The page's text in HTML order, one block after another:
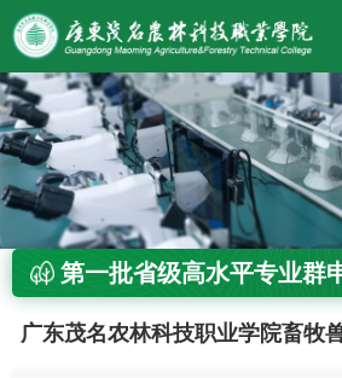
第一批省级高水平专业群
广东茂名农林科技职业学院畜牧